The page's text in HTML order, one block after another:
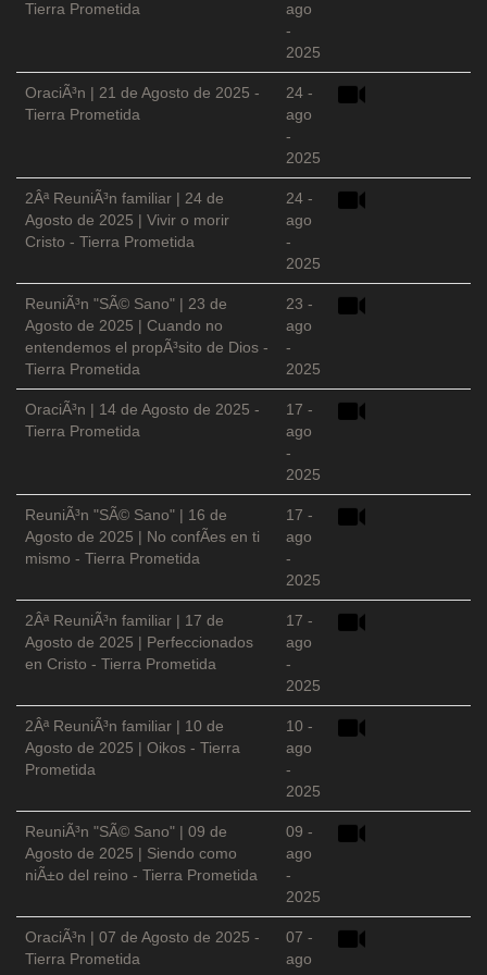
Tierra Prometida
ago
-
2025
OraciÃ³n | 21 de Agosto de 2025 -
Tierra Prometida
24 -
ago
-
2025
2Âª ReuniÃ³n familiar | 24 de
Agosto de 2025 | Vivir o morir
Cristo - Tierra Prometida
24 -
ago
-
2025
ReuniÃ³n "SÃ© Sano" | 23 de
Agosto de 2025 | Cuando no
entendemos el propÃ³sito de Dios -
Tierra Prometida
23 -
ago
-
2025
OraciÃ³n | 14 de Agosto de 2025 -
Tierra Prometida
17 -
ago
-
2025
ReuniÃ³n "SÃ© Sano" | 16 de
Agosto de 2025 | No confÃ­es en ti
mismo - Tierra Prometida
17 -
ago
-
2025
2Âª ReuniÃ³n familiar | 17 de
Agosto de 2025 | Perfeccionados
en Cristo - Tierra Prometida
17 -
ago
-
2025
2Âª ReuniÃ³n familiar | 10 de
Agosto de 2025 | Oikos - Tierra
Prometida
10 -
ago
-
2025
ReuniÃ³n "SÃ© Sano" | 09 de
Agosto de 2025 | Siendo como
niÃ±o del reino - Tierra Prometida
09 -
ago
-
2025
OraciÃ³n | 07 de Agosto de 2025 -
Tierra Prometida
07 -
ago